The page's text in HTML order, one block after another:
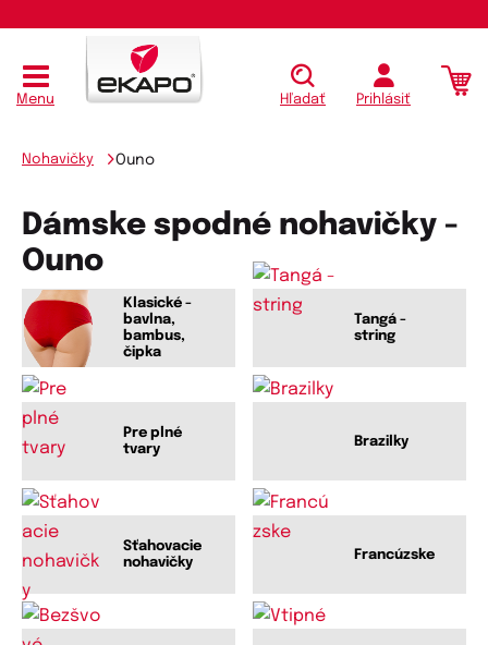
Menu Hľadať Prihlásiť
Nohavičky Ouno
Dámske spodné nohavičky -
Ouno
Klasické -
bavlna,
bambus,
čipka
Tangá -
string
Pre plné
tvary
Brazilky
Sťahovacie
nohavičky
Francúzske